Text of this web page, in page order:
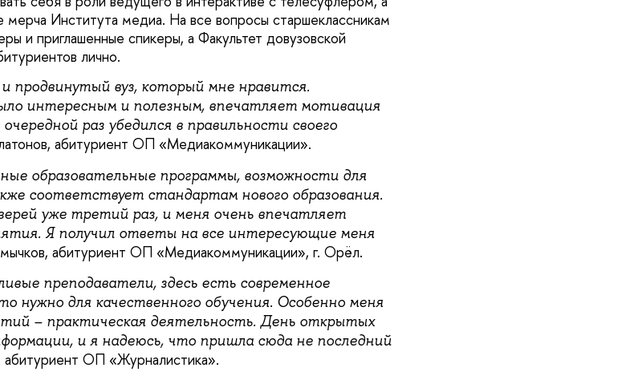
мерча Института медиа. На все вопросы старшеклассникам
и приглашенные спикеры, а Факультет довузовской
лично.
продвинутый вуз, который мне нравится.
интересным и полезным, впечатляет мотивация
раз убедился в правильности своего
абитуриент ОП «Медиакоммуникации».
образовательные программы, возможности для
соответствует стандартам нового образования.
уже третий раз, и меня очень впечатляет
Я получил ответы на все интересующие меня
абитуриент ОП «Медиакоммуникации», г. Орёл.
преподаватели, здесь есть современное
нужно для качественного обучения. Особенно меня
– практическая деятельность. День открытых
и я надеюсь, что пришла сюда не последний
ОП «Журналистика».